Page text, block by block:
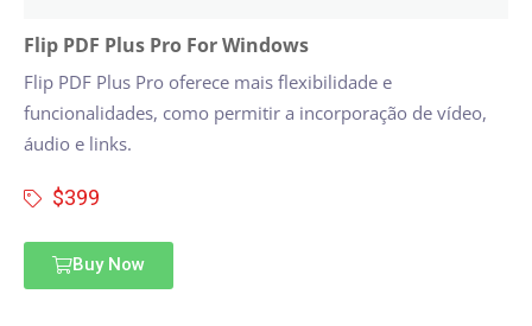
Flip PDF Plus Pro For Windows
Flip PDF Plus Pro oferece mais flexibilidade e
funcionalidades, como permitir a incorporação de vídeo,
áudio e links.
$399
Buy Now